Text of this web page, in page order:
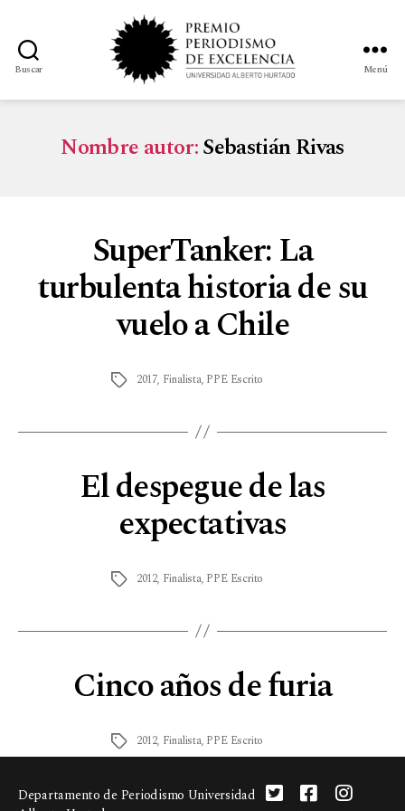
Buscar Menú
Nombre autor:Sebastián Rivas
SuperTanker: La
turbulenta historia de su
vuelo a Chile
2017, Finalista, PPE Escrito
El despegue de las
expectativas
2012, Finalista, PPE Escrito
Cinco años de furia
2012, Finalista, PPE Escrito
Departamento de Periodismo Universidad